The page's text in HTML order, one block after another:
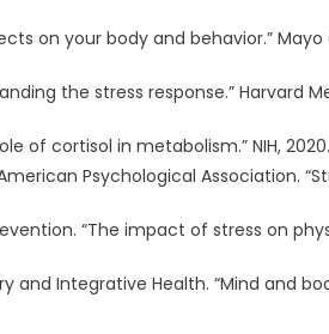
on your body and behavior.” Mayo
the stress response.” Harvard
of cortisol in metabolism.” NIH,
Psychological Association.
“The impact of stress on
and Integrative Health. “Mind and